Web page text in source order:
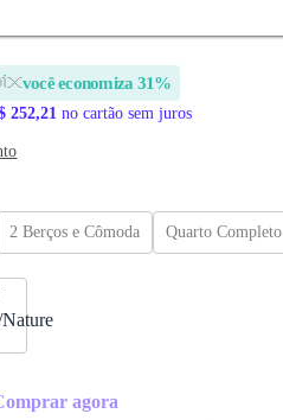
você economiza 31%
252,21 no cartão sem juros
2 Berços e Cômoda
Quarto Completo
agora